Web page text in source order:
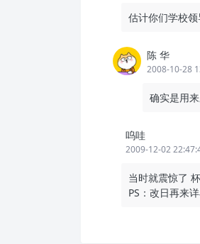
估计你们学校
陈 华
2008-10-28
确实是用
呜哇
2009-12-02
当时就震惊了
PS：改日再来